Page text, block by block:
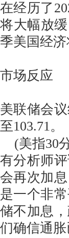
在经历了
将大幅放
季美国经济
市场反应
美联储会
至103.71。
(美指30
有分析师
会再次加
是一个非
储不加息
们确信通胀